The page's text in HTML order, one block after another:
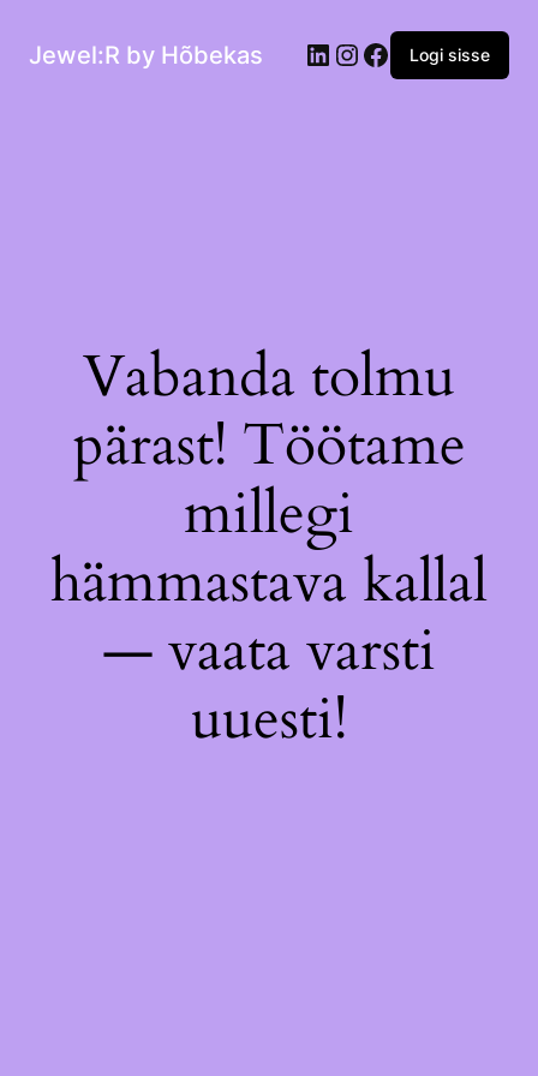
Jewel:R by Hõbekas Logi sisse
Vabanda tolmu
pärast! Töötame
millegi
hämmastava kallal
— vaata varsti
uuesti!